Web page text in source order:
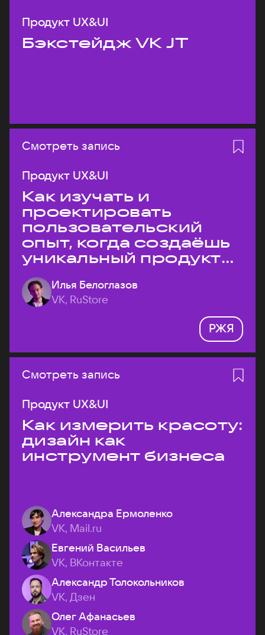
Продукт UX&UI
Бэкстейдж VK JT
Смотреть запись
Продукт UX&UI
Как изучать и
проектировать
пользовательский
опыт, когда создаёшь
уникальный продукт
на рынке?
Илья Белоглазов
VK, RuStore
РЖЯ
Смотреть запись
Продукт UX&UI
Как измерить красоту:
дизайн как
инструмент бизнеса
Александра Ермоленко
VK, Mail.ru
Евгений Васильев
VK, ВКонтакте
Александр Толокольников
VK, Дзен
Олег Афанасьев
VK, RuStore